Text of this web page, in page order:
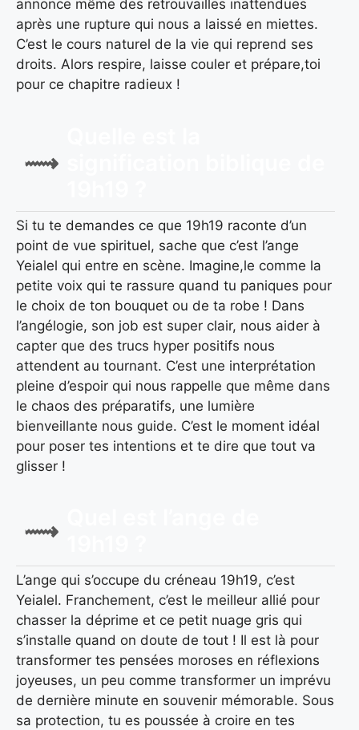
annonce même des retrouvailles inattendues
après une rupture qui nous a laissé en miettes.
C’est le cours naturel de la vie qui reprend ses
droits. Alors respire, laisse couler et prépare,toi
pour ce chapitre radieux !
Si tu te demandes ce que 19h19 raconte d’un
point de vue spirituel, sache que c’est l’ange
Yeialel qui entre en scène. Imagine,le comme la
petite voix qui te rassure quand tu paniques pour
le choix de ton bouquet ou de ta robe ! Dans
l’angélogie, son job est super clair, nous aider à
capter que des trucs hyper positifs nous
attendent au tournant. C’est une interprétation
pleine d’espoir qui nous rappelle que même dans
le chaos des préparatifs, une lumière
bienveillante nous guide. C’est le moment idéal
pour poser tes intentions et te dire que tout va
glisser !
L’ange qui s’occupe du créneau 19h19, c’est
Yeialel. Franchement, c’est le meilleur allié pour
chasser la déprime et ce petit nuage gris qui
s’installe quand on doute de tout ! Il est là pour
transformer tes pensées moroses en réflexions
joyeuses, un peu comme transformer un imprévu
de dernière minute en souvenir mémorable. Sous
sa protection, tu es poussée à croire en tes